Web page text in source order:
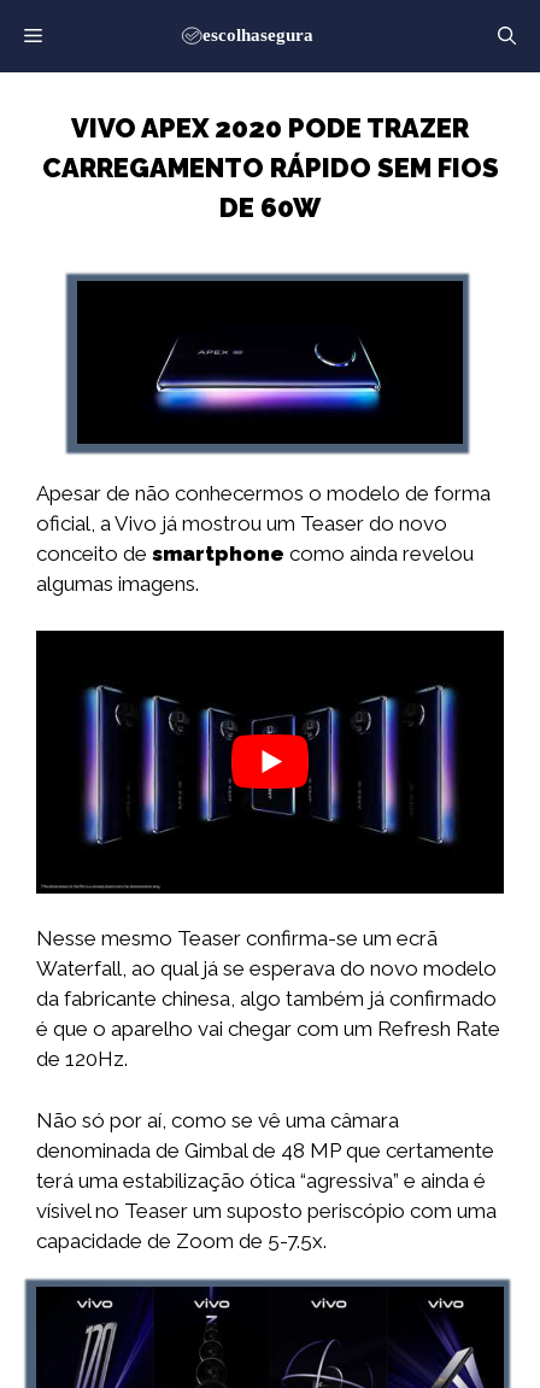
para
o
VIVO APEX 2020 PODE TRAZER
CARREGAMENTO RÁPIDO SEM FIOS
DE 60W
Apesar de não conhecermos o modelo de forma
oficial, a Vivo já mostrou um Teaser do novo
conceito de smartphone como ainda revelou
algumas imagens.
Nesse mesmo Teaser confirma-se um ecrã
Waterfall, ao qual já se esperava do novo modelo
da fabricante chinesa, algo também já confirmado
é que o aparelho vai chegar com um Refresh Rate
de 120Hz.
Não só por aí, como se vê uma câmara
denominada de Gimbal de 48 MP que certamente
terá uma estabilização ótica “agressiva” e ainda é
vísivel no Teaser um suposto periscópio com uma
capacidade de Zoom de 5-7.5x.